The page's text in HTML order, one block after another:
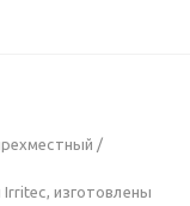
/
изготовлены